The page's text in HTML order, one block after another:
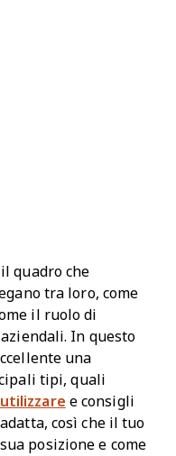
quadro che
tra loro, come
il ruolo di
In questo
una
tipi, quali
e consigli
così che il tuo
posizione e come